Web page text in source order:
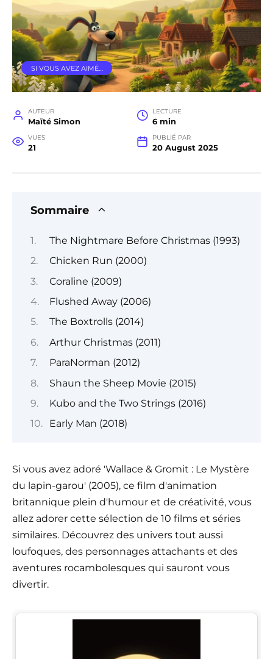
SI VOUS AVEZ AIMÉ…
AUTEUR
Maïté Simon
LECTURE
6 min
VUES
21
PUBLIÉ PAR
20 August 2025
Sommaire
The Nightmare Before Christmas (1993)
Chicken Run (2000)
Coraline (2009)
Flushed Away (2006)
The Boxtrolls (2014)
Arthur Christmas (2011)
ParaNorman (2012)
Shaun the Sheep Movie (2015)
Kubo and the Two Strings (2016)
Early Man (2018)
Si vous avez adoré 'Wallace & Gromit : Le Mystère
du lapin-garou' (2005), ce film d'animation
britannique plein d'humour et de créativité, vous
allez adorer cette sélection de 10 films et séries
similaires. Découvrez des univers tout aussi
loufoques, des personnages attachants et des
aventures rocambolesques qui sauront vous
divertir.